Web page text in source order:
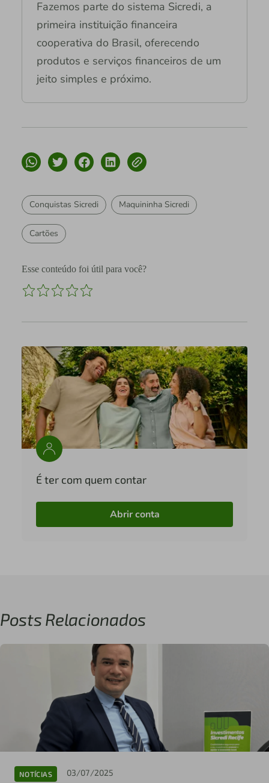
Fazemos parte do sistema Sicredi, a
primeira instituição financeira
cooperativa do Brasil, oferecendo
produtos e serviços financeiros de um
jeito simples e próximo.
Conquistas Sicredi Maquininha Sicredi
Cartões
Esse conteúdo foi útil para você?
É ter com quem contar
Abrir conta
Posts Relacionados
NOTÍCIAS 03/07/2025